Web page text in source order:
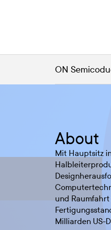
ON
About
Mit Hauptsitz
und
Milliarden US-